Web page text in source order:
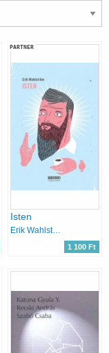
PARTNER
Isten
Erik Wahlström
1 100 Ft